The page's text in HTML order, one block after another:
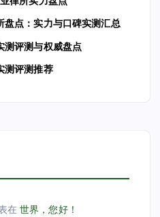
点：实力与口碑实测汇总
测评测与权威盘点
测评测推荐
在世界，您好！